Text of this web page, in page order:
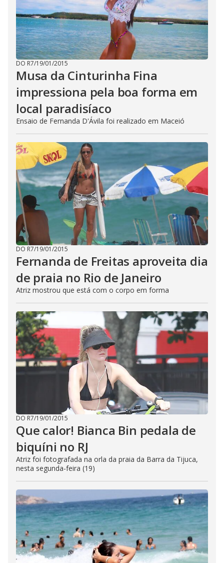
DO R7/19/01/2015
Musa da Cinturinha Fina
impressiona pela boa forma em
local paradisíaco
Ensaio de Fernanda D'Ávila foi realizado em Maceió
DO R7/19/01/2015
Fernanda de Freitas aproveita dia
de praia no Rio de Janeiro
Atriz mostrou que está com o corpo em forma
DO R7/19/01/2015
Que calor! Bianca Bin pedala de
biquíni no RJ
Atriz foi fotografada na orla da praia da Barra da Tijuca,
nesta segunda-feira (19)